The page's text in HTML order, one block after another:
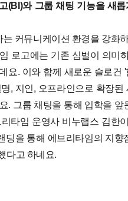
(BI)와 그룹 채팅 기능을 새
커뮤니케이션 환경을 강화
로고에는 기존 심벌이 의미
요. 이와 함께 새로운 슬로건
, 지인, 오프라인으로 확장된
. 그룹 채팅을 통해 입학을 앞
타임 운영사 비누랩스 김한
딩을 통해 에브리타임의 지향
다고 하네요.